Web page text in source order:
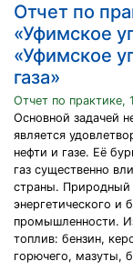
Отчет по
«Уфимское
«Уфимское
газа»
Отчет по практике,
Основной задачей
является
нефти и газе. Её
газ существенно
страны. Природный
энергетического и
промышленности.
топлив: бензин,
горючего, мазуты,